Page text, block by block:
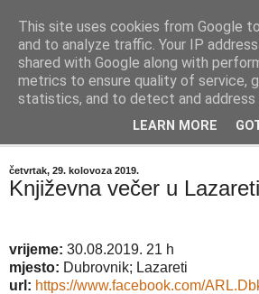
"Kvaka"
Časopis za književnost ISSN 2459-
četvrtak, 29. kolovoza 2019.
Književna večer u
vrijeme: 30.08.2019. 21 h
mjesto: Dubrovnik; Lazareti
url: https://www.facebook.com/
This site uses cookies from Google
and to analyze traffic. Your IP
shared with Google along with
metrics to ensure quality of service,
statistics, and to detect and address
LEARN MORE